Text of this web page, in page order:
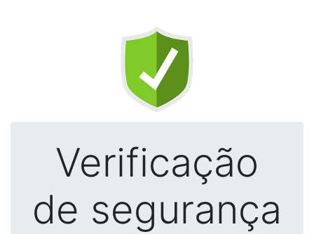
Verificação
de segurança